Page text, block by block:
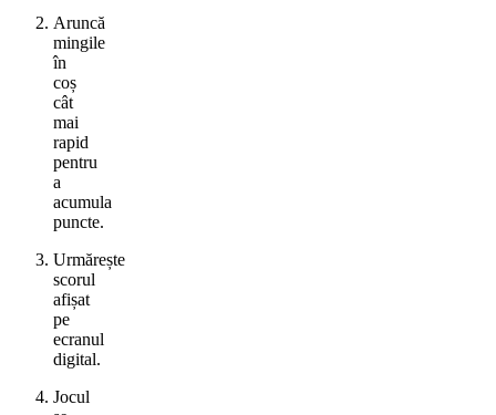
Aruncă
mingile
în
coș
cât
mai
rapid
pentru
a
acumula
puncte.
Urmărește
scorul
afișat
pe
ecranul
digital.
Jocul